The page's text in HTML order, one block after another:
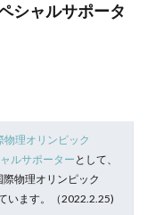
シャルサポータ
物理オリンピック
ルサポーター として、
物理オリンピック
います。（2022.2.25)